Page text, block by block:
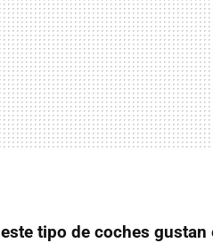
este tipo de coches